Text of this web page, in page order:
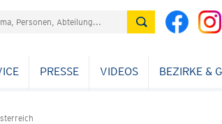
PRESSE VIDEOS BEZIRKE &